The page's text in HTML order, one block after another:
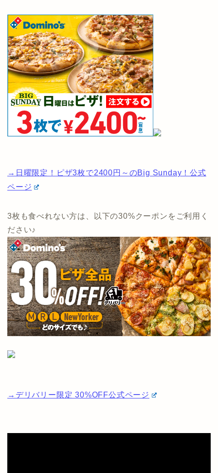
→日曜限定！ピザ3枚で2400円～のBig Sunday！公式
ページ
3枚も食べれない方は、以下の30%クーポンをご利用く
ださい♪
→デリバリー限定 30%OFF公式ページ